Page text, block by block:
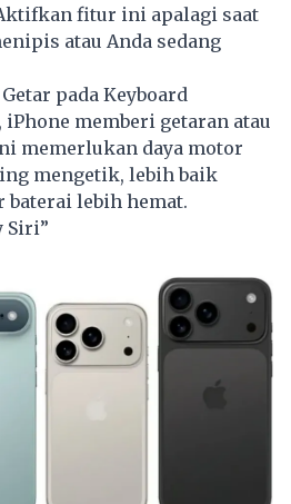
fitur ini apalagi saat
atau Anda sedang
pada Keyboard
memberi getaran atau
memerlukan daya motor
mengetik, lebih baik
lebih hemat.
Siri”